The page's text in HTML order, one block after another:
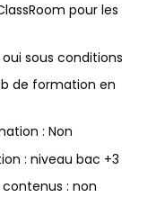
pour les
sous conditions
de formation en
: Non
: niveau bac +3
: non